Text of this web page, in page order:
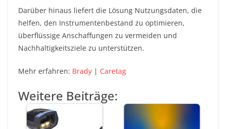
Darüber hinaus liefert die Lösung Nutzungsdaten, die
helfen, den Instrumentenbestand zu optimieren,
überflüssige Anschaffungen zu vermeiden und
Nachhaltigkeitsziele zu unterstützen.
Mehr erfahren: Brady | Caretag
Weitere Beiträge: